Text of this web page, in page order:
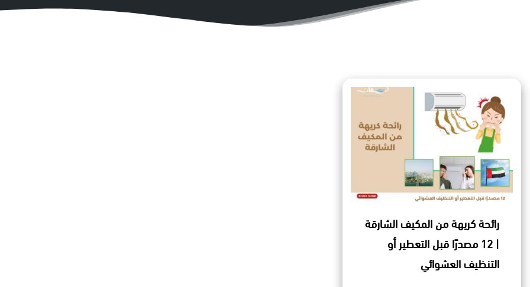
رائحة كريهة من المكيف الشارقة
| 12 مصدرًا قبل التعطير أو
التنظيف العشوائي